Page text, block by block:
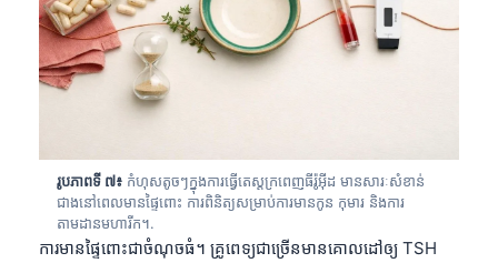
រូបភាពទី ៧៖ កំហុសតូចៗក្នុងការធ្វើតេស្តក្រពេញធីរ៉ូអ៊ីដ មានសារៈសំខាន់
ជាងនៅពេលមានផ្ទៃពោះ ការពិនិត្យសម្រាប់ការមានកូន កុមារ និងការ
តាមដានមហារីក។.
ការមានផ្ទៃពោះជាចំណុចធំ។ គ្រូពេទ្យជាច្រើនមានគោលដៅឲ្យ TSH
తెలుగు
தமிழ்
ગુજરાતી
മലയാളം
Bahasa Melayu
Tiếng Việt